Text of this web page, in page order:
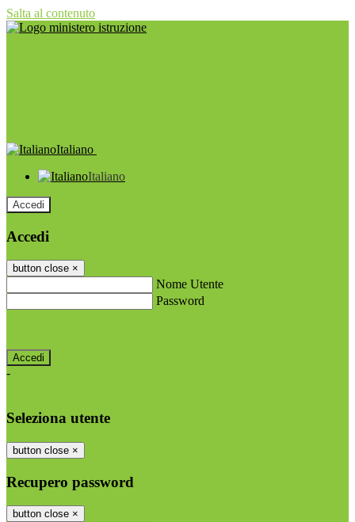
Salta al contenuto
Italiano
Italiano
Accedi
Accedi
button close ×
Nome Utente
Password
-
Seleziona utente
button close ×
Recupero password
button close ×